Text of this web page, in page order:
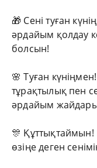
🎁 Сені туған
әрдайым қолдау
болсын!
🌸 Туған
тұрақтылық пен
әрдайым
🎊 Құттықтаймын!
өзіңе деген